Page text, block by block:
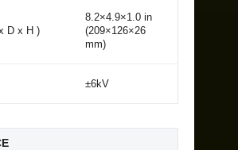
D x H )
8.2×4.9×1.0 in
(209×126×26
mm)
±6kV